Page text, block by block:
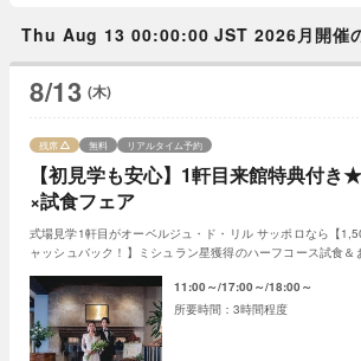
Thu Aug 13 00:00:00 JST 2026月開催
8/13 (木)
【初見学も安心】1軒目来館特典付き
×試食フェア
残席 無料 リアルタイム予約
式場見学1軒目がオーベルジュ・ド・リル サッポロなら【
ャッシュバック！】ミシュラン星獲得のハーフコース試食＆
11:00～ 17:00～ 18:00～
3時間程度